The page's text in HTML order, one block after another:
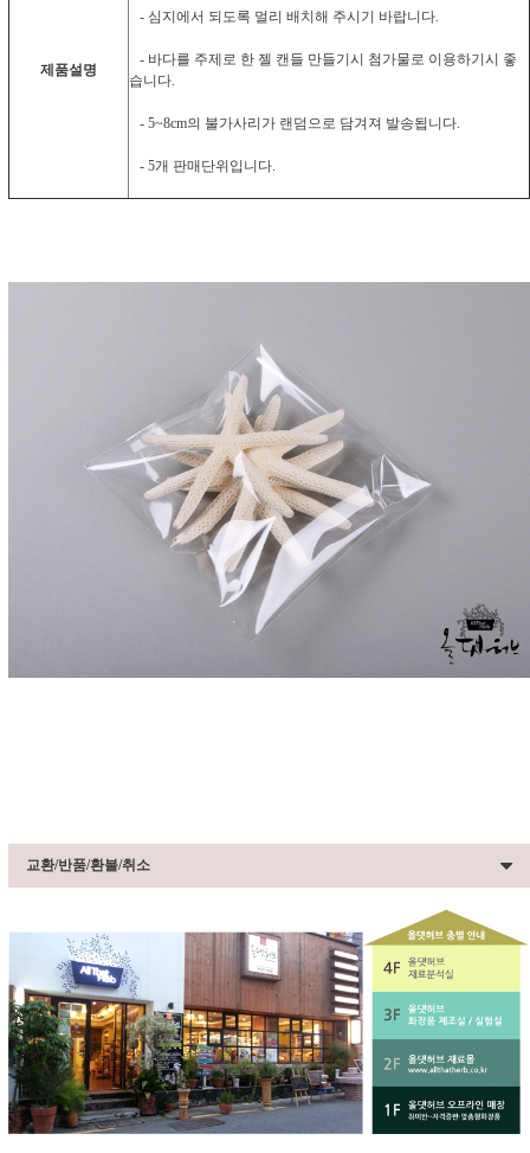
제품설명
- 심지에서 되도록 멀리 배치해 주시기 바랍니다.
- 바다를 주제로 한 젤 캔들 만들기시 첨가물로 이용하기시 좋
습니다.
- 5~8cm의 불가사리가 랜덤으로 담겨져 발송됩니다.
- 5개 판매단위입니다.
교환/반품/환불/취소